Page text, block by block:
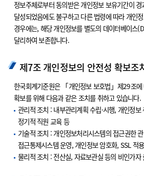
정보주체로부터 동의받은 개인정보 보유기간이 경
달성되었음에도 불구하고 다른 법령에 따라 개인
경우에는, 해당 개인정보를 별도의 데이터베이스
달리하여 보존합니다.
제7조 개인정보의 안전성 확보조
한국회계기준원은 「개인정보 보호법」제29조에
확보를 위해 다음과 같은 조치를 취하고 있습니다.
관리적 조치 : 내부관리계획 수립·시행, 개인정
정기적 직원 교육 등
기술적 조치 : 개인정보처리시스템의 접근권한
접근통제시스템 운영, 개인정보 암호화, SSL 적
물리적 조치 : 전산실, 자료보관실 등의 비인가자